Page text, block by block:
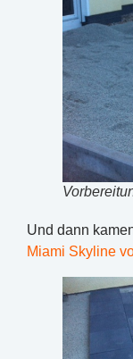
Und dann
Miami Skyline